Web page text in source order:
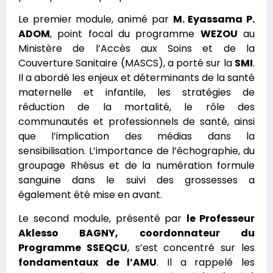
Le premier module, animé par M. Eyassama P.
ADOM, point focal du programme WEZOU au
Ministère de l’Accès aux Soins et de la
Couverture Sanitaire (MASCS), a porté sur la SMI.
Il a abordé les enjeux et déterminants de la santé
maternelle et infantile, les stratégies de
réduction de la mortalité, le rôle des
communautés et professionnels de santé, ainsi
que l’implication des médias dans la
sensibilisation. L’importance de l’échographie, du
groupage Rhésus et de la numération formule
sanguine dans le suivi des grossesses a
également été mise en avant.
Le second module, présenté par le Professeur
Aklesso BAGNY, coordonnateur du
Programme SSEQCU, s’est concentré sur les
fondamentaux de l’AMU. Il a rappelé les